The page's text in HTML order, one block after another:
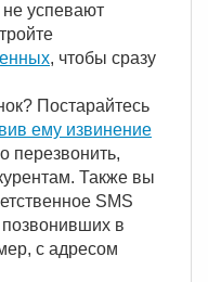
успевают
, чтобы сразу
Постарайтесь
ему извинение
перезвонить,
Также вы
SMS
в
с адресом